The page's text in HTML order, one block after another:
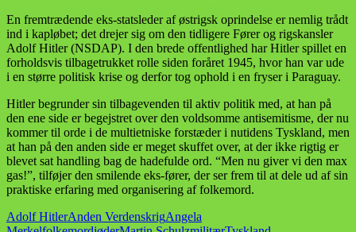
En fremtrædende eks-statsleder af østrigsk oprindelse er nemlig trådt
ind i kapløbet; det drejer sig om den tidligere Fører og rigskansler
Adolf Hitler (NSDAP). I den brede offentlighed har Hitler spillet en
forholdsvis tilbagetrukket rolle siden foråret 1945, hvor han var ude
i en større politisk krise og derfor tog ophold i en fryser i Paraguay.
Hitler begrunder sin tilbagevenden til aktiv politik med, at han på
den ene side er begejstret over den voldsomme antisemitisme, der nu
kommer til orde i de multietniske forstæder i nutidens Tyskland, men
at han på den anden side er meget skuffet over, at der ikke rigtig er
blevet sat handling bag de hadefulde ord. “Men nu giver vi den max
gas!”, tilføjer den smilende eks-fører, der ser frem til at dele ud af sin
praktiske erfaring med organisering af folkemord.
Adolf HitlerAnden VerdenskrigAngela